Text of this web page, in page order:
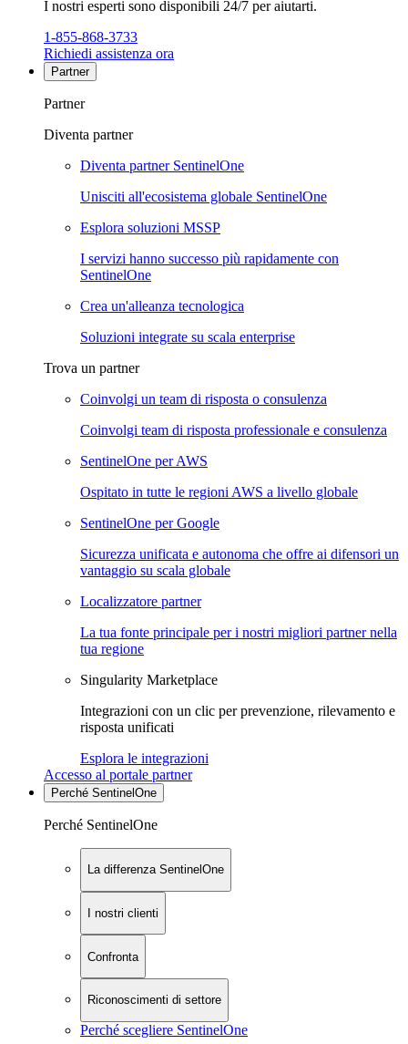
I nostri esperti sono disponibili 24/7 per aiutarti.
1-855-868-3733
Richiedi assistenza ora
Partner
Partner
Diventa partner
Diventa partner SentinelOne
Unisciti all'ecosistema globale SentinelOne
Esplora soluzioni MSSP
I servizi hanno successo più rapidamente con
SentinelOne
Crea un'alleanza tecnologica
Soluzioni integrate su scala enterprise
Trova un partner
Coinvolgi un team di risposta o consulenza
Coinvolgi team di risposta professionale e consulenza
SentinelOne per AWS
Ospitato in tutte le regioni AWS a livello globale
SentinelOne per Google
Sicurezza unificata e autonoma che offre ai difensori un
vantaggio su scala globale
Localizzatore partner
La tua fonte principale per i nostri migliori partner nella
tua regione
Singularity Marketplace
Integrazioni con un clic per prevenzione, rilevamento e
risposta unificati
Esplora le integrazioni
Accesso al portale partner
Perché SentinelOne
Perché SentinelOne
La differenza SentinelOne
I nostri clienti
Confronta
Riconoscimenti di settore
Perché scegliere SentinelOne